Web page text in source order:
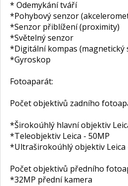
* Odemykání tváří
*Pohybový senzor
*Senzor přiblížení (proximity)
*Světelný senzor
*Digitální kompas (magnetický
*Gyroskop
Fotoaparát:
Počet objektivů zadního
*Širokoúhlý hlavní objektiv
*Teleobjektiv Leica - 50MP
*Ultraširokoúhlý objektiv Leica
Počet objektivů předního
*32MP přední kamera